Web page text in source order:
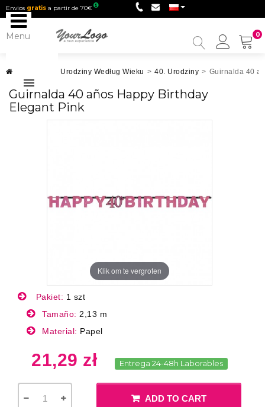
Envios gratis a partir de 70€
0
My
Menu
Urodziny Według Wieku > 40. Urodziny > Guirnalda 40
Guirnalda 40 años Happy Birthday
Elegant Pink
Klik om te vergroten
Pakiet: 1 szt
Tamaño: 2,13 m
Material: Papel
21,29 zł Entrega 24-48h Laborables
ADD TO CART